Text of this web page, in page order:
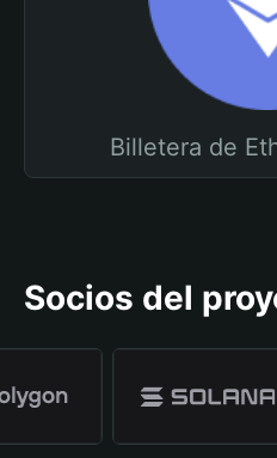
Billetera de
Socios del